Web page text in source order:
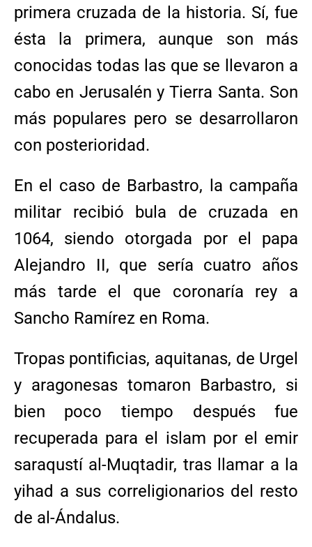
primera cruzada de la historia. Sí, fue
ésta la primera, aunque son más
conocidas todas las que se llevaron a
cabo en Jerusalén y Tierra Santa. Son
más populares pero se desarrollaron
con posterioridad.
En el caso de Barbastro, la campaña
militar recibió bula de cruzada en
1064, siendo otorgada por el papa
Alejandro II, que sería cuatro años
más tarde el que coronaría rey a
Sancho Ramírez en Roma.
Tropas pontificias, aquitanas, de Urgel
y aragonesas tomaron Barbastro, si
bien poco tiempo después fue
recuperada para el islam por el emir
saraqustí al-Muqtadir, tras llamar a la
yihad a sus correligionarios del resto
de al-Ándalus.